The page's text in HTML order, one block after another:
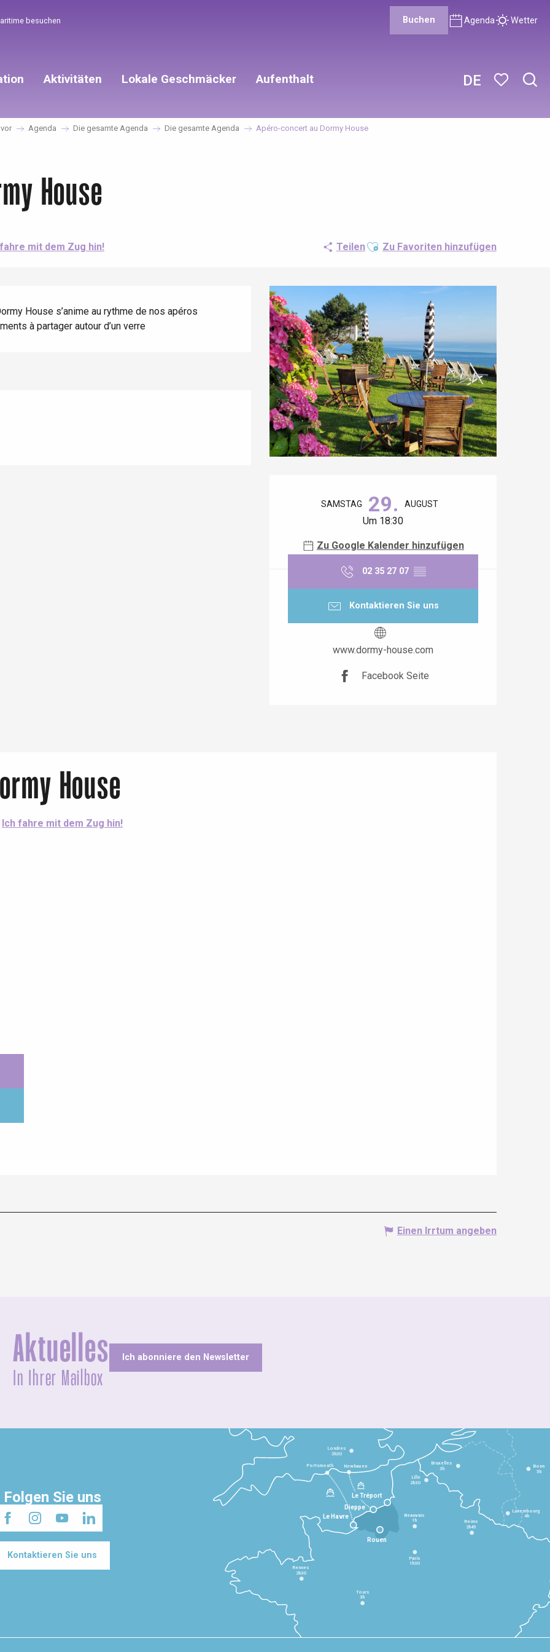
DE
besuchen Buchen Agenda Wetter
Aktivitäten Lokale Geschmäcker Aufenthalt
Agenda Die gesamte Agenda Die gesamte Agenda Apéro-concert au Dormy House
House
fahre mit dem Zug hin! TeilenAjouter aux favoris
Zu Favoriten hinzufügen
SAMSTAG 29. AUGUST
Um 18:30
Zu Google Kalender hinzufügen
02 35 27 07 ▒▒
Kontaktieren Sie uns
www.dormy-house.com
Facebook Seite
House s’anime au rythme de nos apéros
à partager autour d’un verre
House
Ich fahre mit dem Zug hin!
Einen Irrtum angeben
Aktuelles
In Ihrer Mailbox
Ich abonniere den Newsletter
Folgen Sie uns
Kontaktieren Sie uns
Le Havre
Dieppe
Le Tréport
Rennes
2h30
Tours
3h
Paris
1h30
Beauvais
1h Reims
2h45
Lille
2h30
Bruxelles
3h
Londres
3h30
Newhaven
Portsmouth Bonn
5h
Luxembourg
4h
Rouen